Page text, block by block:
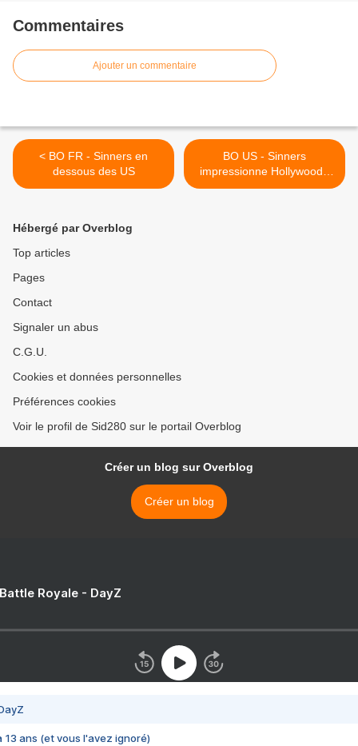
Commentaires
Ajouter un commentaire
< BO FR - Sinners en
dessous des US
BO US - Sinners
impressionne Hollywood -
Star Wars : La Revanche
Hébergé par Overblog
Top articles
Pages
Contact
Signaler un abus
C.G.U.
Cookies et données personnelles
Préférences cookies
Voir le profil de Sid280 sur le portail Overblog
Créer un blog sur Overblog
Créer un blog
Royale - DayZ
13 ans (et vous l'avez ignoré)